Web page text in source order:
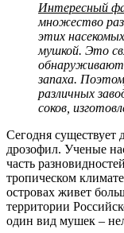
Интересный
множество
этих
мушкой. Это
обнаруживают
запаха.
различных
соков,
Сегодня существует
дрозофил. Ученые
часть
тропическом
островах живет
территории
один вид мушек –